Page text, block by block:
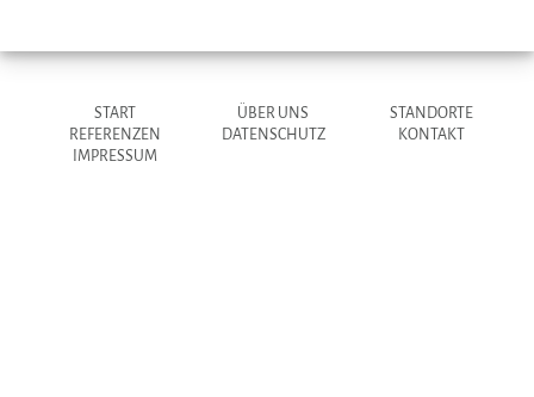
START
REFERENZEN
IMPRESSUM
ÜBER UNS
DATENSCHUTZ
STANDORTE
KONTAKT